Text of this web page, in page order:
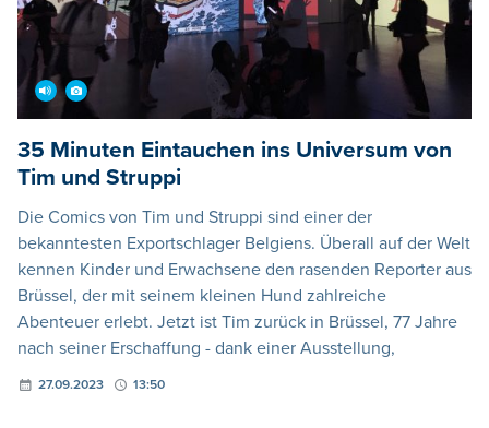
35 Minuten Eintauchen ins Universum von
Tim und Struppi
Die Comics von Tim und Struppi sind einer der
bekanntesten Exportschlager Belgiens. Überall auf der Welt
kennen Kinder und Erwachsene den rasenden Reporter aus
Brüssel, der mit seinem kleinen Hund zahlreiche
Abenteuer erlebt. Jetzt ist Tim zurück in Brüssel, 77 Jahre
nach seiner Erschaffung - dank einer Ausstellung,
27.09.2023 13:50